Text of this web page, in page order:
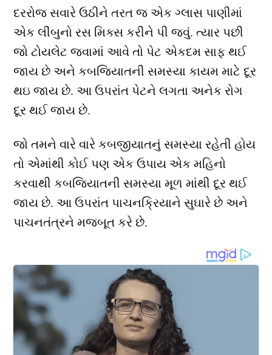
દરરોજ સવારે ઉઠીને તરત જ એક ગ્લાસ પાણીમાં
એક લીંબુનો રસ મિક્સ કરીને પી જવું. ત્યાર પછી
જો ટોયલેટ જવામાં આવે તો પેટ એકદમ સાફ થઈ
જાય છે અને કબજિયાતની સમસ્યા કાયમ માટે દૂર
થઇ જાય છે. આ ઉપરાંત પેટને લગતા અનેક રોગ
દૂર થઈ જાય છે.
જો તમને વારે વારે કબજીયાતનું સમસ્યા રહેતી હોય
તો એમાંથી કોઈ પણ એક ઉપાય એક મહિનો
કરવાથી કબજિયાતની સમસ્યા મૂળ માંથી દૂર થઈ
જાય છે. આ ઉપરાંત પાચનક્રિયાને સુઘારે છે અને
પાચનતંત્રને મજબૂત કરે છે.